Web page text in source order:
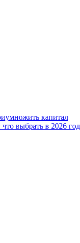
капитал
выбрать в 2026